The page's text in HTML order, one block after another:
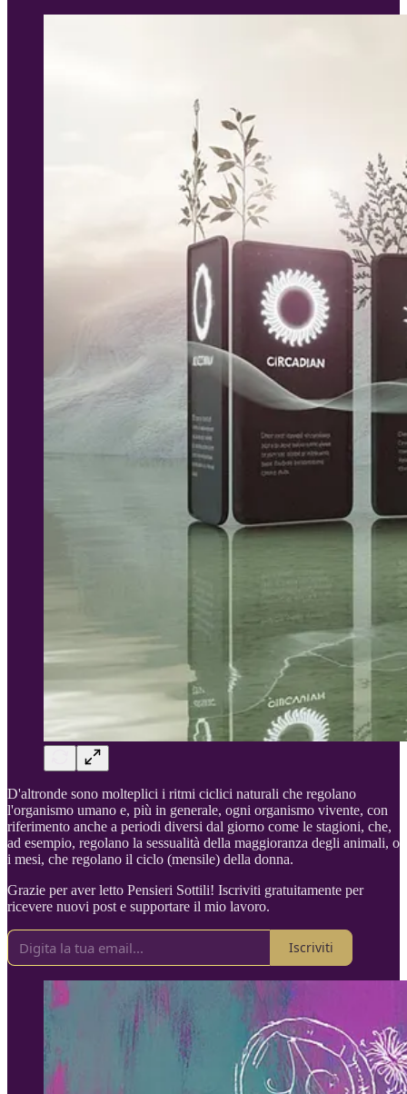
D'altronde sono molteplici i ritmi ciclici naturali che regolano
l'organismo umano e, più in generale, ogni organismo vivente, con
riferimento anche a periodi diversi dal giorno come le stagioni, che,
ad esempio, regolano la sessualità della maggioranza degli animali, o
i mesi, che regolano il ciclo (mensile) della donna.
Grazie per aver letto Pensieri Sottili! Iscriviti gratuitamente per
ricevere nuovi post e supportare il mio lavoro.
Iscriviti